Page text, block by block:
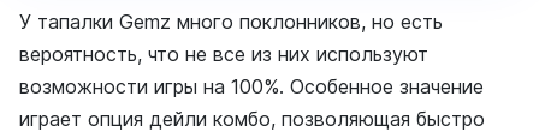
У тапалки Gemz много поклонников, но есть
вероятность, что не все из них используют
возможности игры на 100%. Особенное значение
играет опция дейли комбо, позволяющая быстро